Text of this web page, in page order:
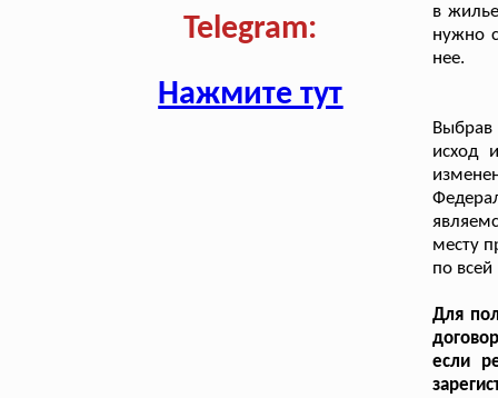
Telegram:
Нажмите тут
в
нужно
нее.
Выбрав
исход
месту
по
Для
если